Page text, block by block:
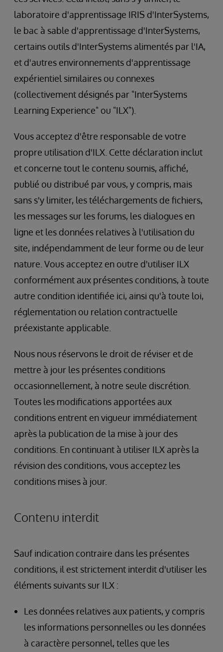
laboratoire d'apprentissage IRIS d'InterSystems,
le bac à sable d'apprentissage d'InterSystems,
certains outils d'InterSystems alimentés par l'IA,
et d'autres environnements d'apprentissage
expérientiel similaires ou connexes
(collectivement désignés par "InterSystems
Learning Experience" ou "ILX").
Vous acceptez d'être responsable de votre
propre utilisation d'ILX. Cette déclaration inclut
et concerne tout le contenu soumis, affiché,
publié ou distribué par vous, y compris, mais
sans s'y limiter, les téléchargements de fichiers,
les messages sur les forums, les dialogues en
ligne et les données relatives à l'utilisation du
site, indépendamment de leur forme ou de leur
nature. Vous acceptez en outre d'utiliser ILX
conformément aux présentes conditions, à toute
autre condition identifiée ici, ainsi qu'à toute loi,
réglementation ou relation contractuelle
préexistante applicable.
Nous nous réservons le droit de réviser et de
mettre à jour les présentes conditions
occasionnellement, à notre seule discrétion.
Toutes les modifications apportées aux
conditions entrent en vigueur immédiatement
après la publication de la mise à jour des
conditions. En continuant à utiliser ILX après la
révision des conditions, vous acceptez les
conditions mises à jour.
Contenu interdit
Sauf indication contraire dans les présentes
conditions, il est strictement interdit d'utiliser les
éléments suivants sur ILX :
Les données relatives aux patients, y compris
les informations personnelles ou les données
à caractère personnel, telles que les